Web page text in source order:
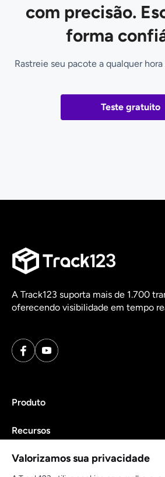
com precisão.
forma
Rastreie seu pacote a qualquer
Teste gratuito
A Track123 suporta mais de 1.700
oferecendo visibilidade em tempo
Produto
Recursos
Empresa
Valorizamos sua privacidade